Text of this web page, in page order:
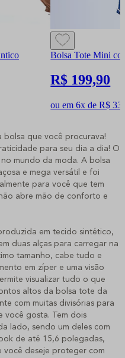
Bolsa Tote Mini
R$ 199,90
ou em 6x de R$
bolsa que você procurava!
para seu dia a dia! O
mundo da moda. A bolsa
e mega versátil e foi
para você que tem
abre mão de conforto e
em tecido sintético,
duas alças para carregar na
tamanho, cabe tudo e
em zíper e uma visão
visualizar tudo o que
altos da bolsa tote da
com muitas divisórias para
você gosta. Tem dois
lado, sendo um deles com
de até 15,6 polegadas,
você deseje proteger com